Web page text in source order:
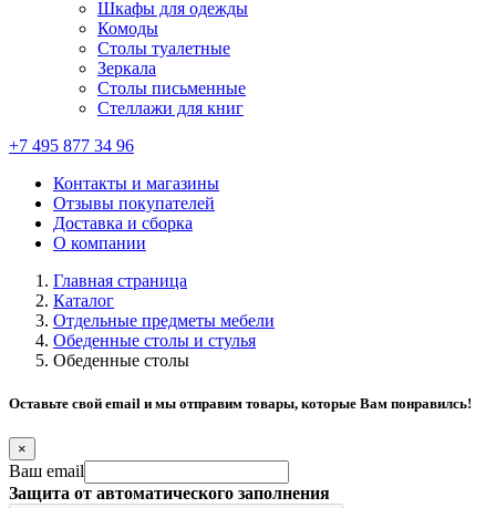
Шкафы для одежды
Комоды
Столы туалетные
Зеркала
Столы письменные
Стеллажи для книг
+7 495 877 34 96
Контакты и магазины
Отзывы покупателей
Доставка и сборка
О компании
Главная страница
Каталог
Отдельные предметы мебели
Обеденные столы и стулья
Обеденные столы
Оставьте свой email и мы отправим товары, которые Вам понравилсь!
×
Ваш email
Защита от автоматического заполнения